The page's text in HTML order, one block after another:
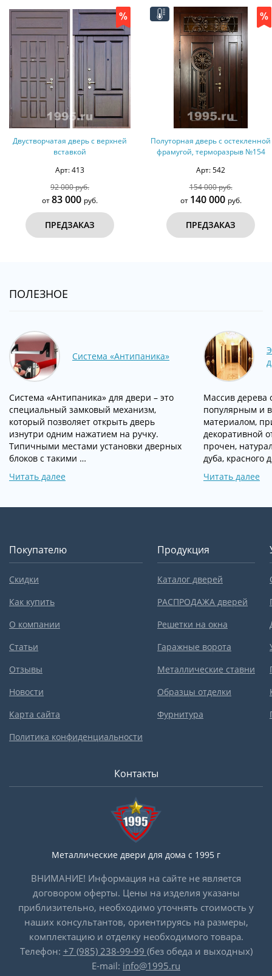
Двустворчатая дверь с верхней
вставкой
Арт: 413
92 000 руб.
от83 000 руб.
ПРЕДЗАКАЗ
Полуторная дверь с остекленной
фрамугой, терморазрыв №154
Арт: 542
154 000 руб.
от 140 000 руб.
ПРЕДЗАКАЗ
ПОЛЕЗНОЕ
Система «Антипаника»
Система «Антипаника» для двери – это
специальный замковый механизм,
который позволяет открыть дверь
изнутри одним нажатием на ручку.
Типичными местами установки дверных
блоков с такими …
Читать далее
Массив дерева
популярным и
материалом,
декоративной
прочен,
дуба, красного
Читать далее
Покупателю
Скидки
Как купить
О компании
Статьи
Отзывы
Новости
Карта сайта
Политика конфиденциальности
Продукция
Каталог дверей
РАСПРОДАЖА дверей
Решетки на окна
Гаражные ворота
Металлические ставни
Образцы отделки
Фурнитура
Контакты
Металлические двери для дома с 1995 г
ВНИМАНИЕ! Информация на сайте не является
договором оферты. Цены на изделия указаны
приблизительно, необходимо уточнять стоимость у
наших консультантов, ориентируясь на размеры,
комплектацию и отделку необходимого товара.
Телефон: +7 (985) 238-99-99 (без обеда и выходных)
E-mail: info@1995.ru